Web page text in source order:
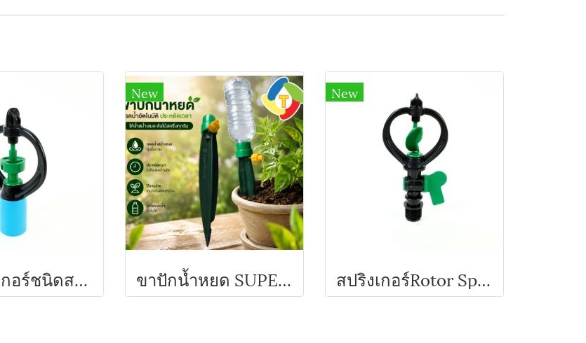
หัวสปริงเกอร์ชนิดสวมท่อ PVC 1/2" รุ่น SPC-2 Super Products
New
ขาปักน้ำหยด SUPER PRODUCTS
New
สปริงเกอร์Rotor Sprinkler หัวสปริงเกลอร์ พร้อมวาล์ว รุ่น SMV-2 Super Products